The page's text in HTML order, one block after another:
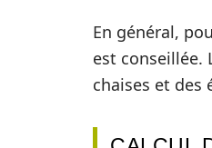
En général,
est conseillée.
chaises et des